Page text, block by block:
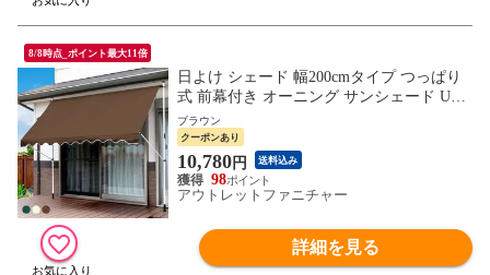
8/8時点_ポイント最大11倍
日よけ シェード 幅200cmタイプ つっぱり
式 前幕付き オーニング サンシェード UV
カット スクリーン ブラインド 屋外 目隠し
窓 オーニングテント 夏 紫外線 節電 自宅
熱中症対策 エクステリア
ブラウン
クーポンあり
10,780円 送料込み
98
アウトレットファニチャー
詳細を見る